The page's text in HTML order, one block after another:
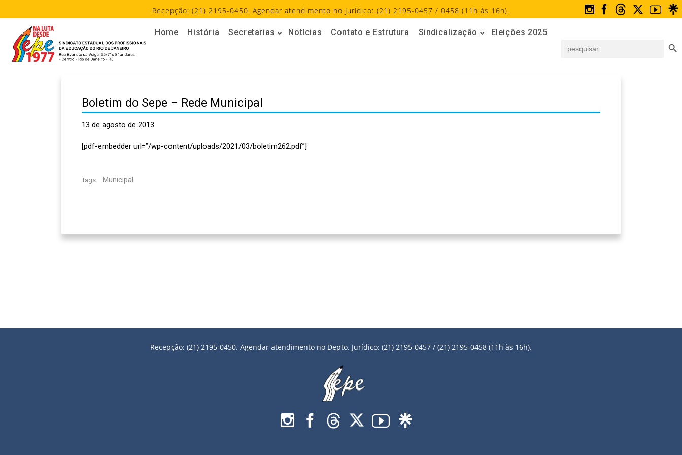
Recepção: (21) 2195-0450. Agendar atendimento no Jurídico: (21) 2195-0457 / 0458 (11h às 16h).
Home História Secretarias Notícias Contato e Estrutura Sindicalização
Eleições 2025
for:
Boletim do Sepe – Rede Municipal
13 de agosto de 2013
[pdf-embedder url=”/wp-content/uploads/2021/03/boletim262.pdf”]
Tags: Municipal
Recepção: (21) 2195-0450. Agendar atendimento no Depto. Jurídico: (21) 2195-0457 / (21) 2195-0458 (11h às 16h).